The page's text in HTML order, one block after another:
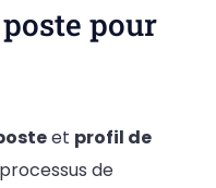
pour
et profil de
de